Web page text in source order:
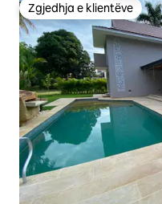
Zgjedhja e klientëve
Zgjedhja e klientëve